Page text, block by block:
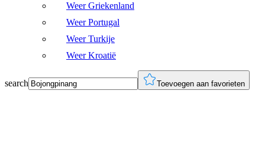
Weer Griekenland
Weer Portugal
Weer Turkije
Weer Kroatië
search Toevoegen aan favorieten